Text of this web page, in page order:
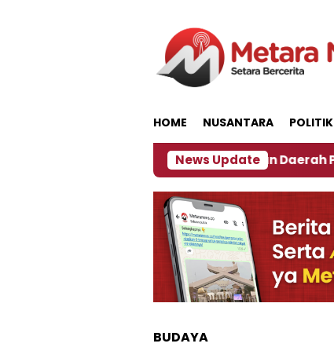
HOME NUSANTARA POLITIK
News Update
‎Soal Rencana Pinjaman Daerah
BUDAYA